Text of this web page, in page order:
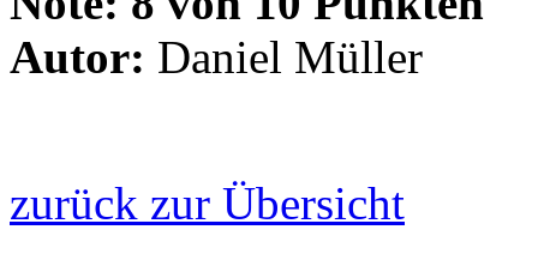
Autor: Daniel Müller
zurück zur Übersicht